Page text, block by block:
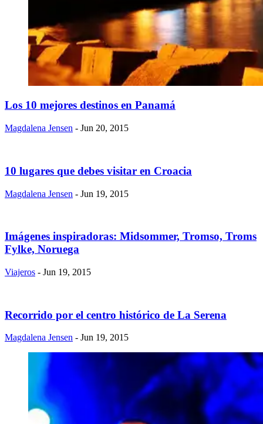
​Los 10 mejores destinos en Panamá
Magdalena Jensen - Jun 20, 2015
​10 lugares que debes visitar en Croacia
Magdalena Jensen - Jun 19, 2015
Imágenes inspiradoras: Midsommer, Tromso, Troms
Fylke, Noruega
Viajeros - Jun 19, 2015
​Recorrido por el centro histórico de La Serena
Magdalena Jensen - Jun 19, 2015